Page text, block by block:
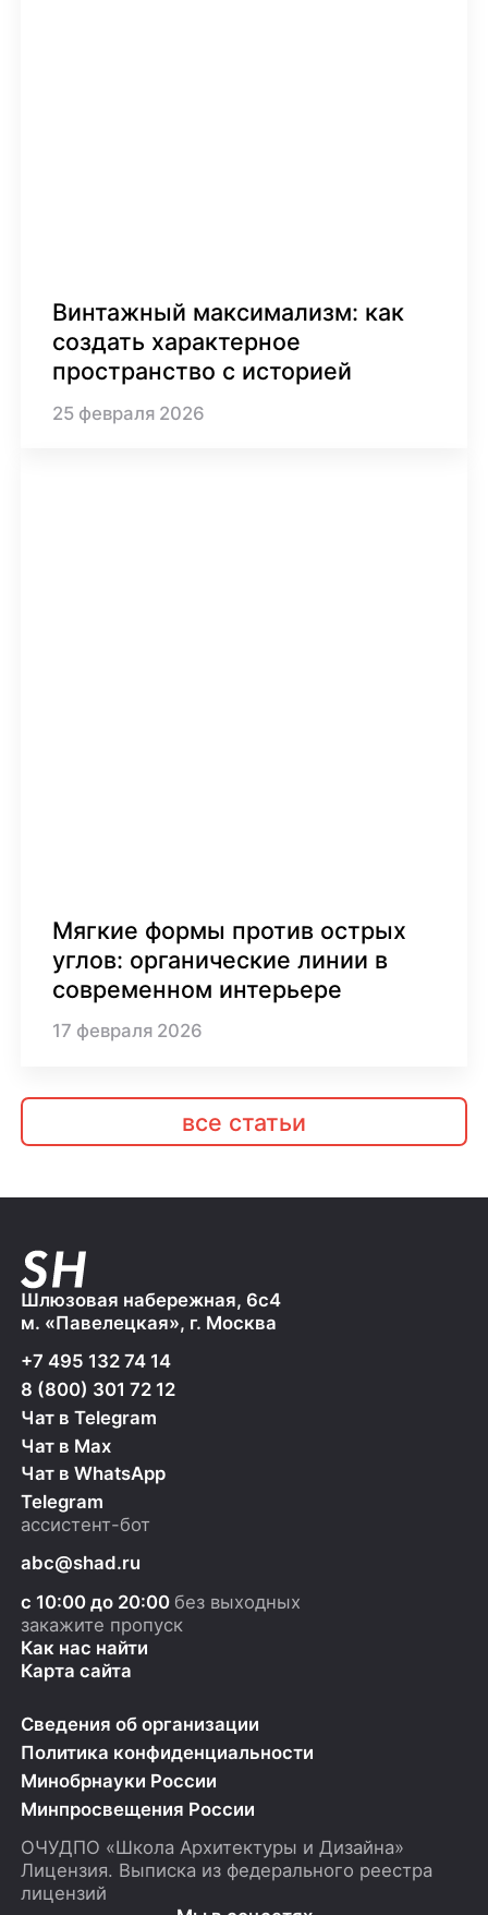
Винтажный максимализм: как
создать характерное
пространство с историей
25 февраля 2026
Мягкие формы против острых
углов: органические линии в
современном интерьере
17 февраля 2026
все статьи
Шлюзовая набережная, 6с4
м. «Павелецкая», г. Москва
+7 495 132 74 14
8 (800) 301 72 12
Чат в Telegram
Чат в Max
Чат в WhatsApp
Telegram
ассистент-бот
abc@shad.ru
с 10:00 до 20:00 без выходных
закажите пропуск
Как нас найти
Карта сайта
Сведения об организации
Политика конфиденциальности
Минобрнауки России
Минпросвещения России
ОЧУДПО «Школа Архитектуры и Дизайна»
Лицензия. Выписка из федерального реестра
лицензий